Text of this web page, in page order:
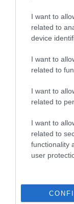
I want to
related to
device
I want to
related to
I want to
related to
I want to
related to
functionality
user
από τον